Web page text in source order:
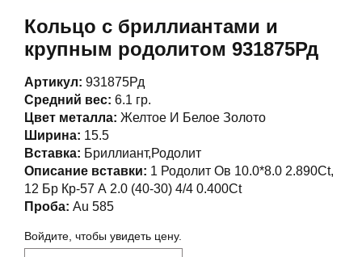
Кольцо с бриллиантами и
крупным родолитом 931875Рд
Артикул: 931875Рд
Средний вес: 6.1 гр.
Цвет металла: Желтое И Белое Золото
Ширина: 15.5
Вставка: Бриллиант,Родолит
Описание вставки: 1 Родолит Ов 10.0*8.0 2.890Ct,
12 Бр Кр-57 А 2.0 (40-30) 4/4 0.400Ct
Проба: Au 585
Войдите, чтобы увидеть цену.